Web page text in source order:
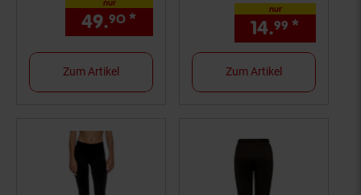
nur
49.90 * € Sternchen
Zum Artikel
nur
14.99 *
Zum Artikel